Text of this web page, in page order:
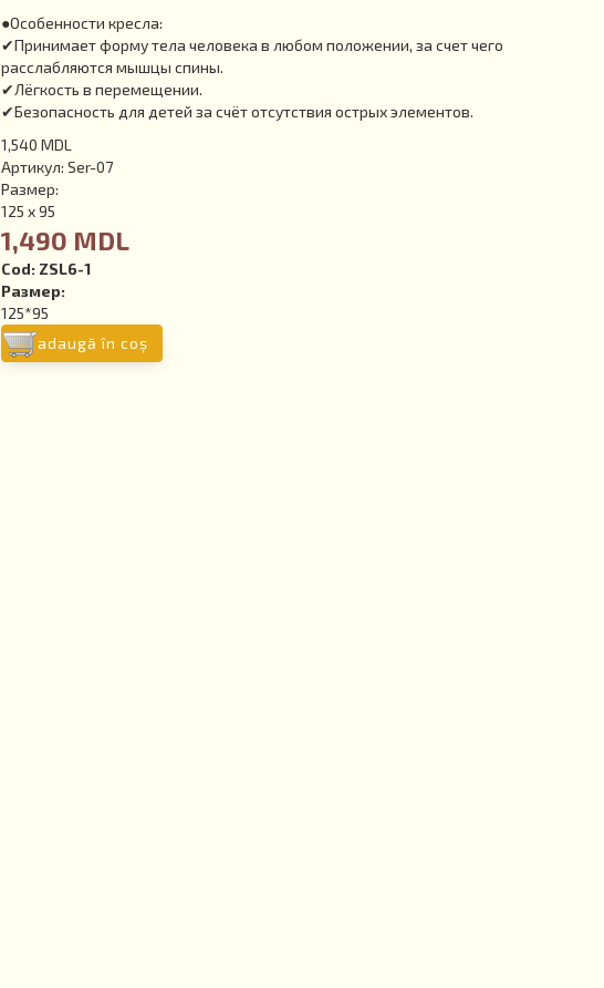
●Особенности кресла:
✔Принимает форму тела человека в любом положении, за счет чего
расслабляются мышцы спины.
✔Лёгкость в перемещении.
✔Безопасность для детей за счёт отсутствия острых элементов.
1,540 MDL
Артикул: Ser-07
Размер:
125 x 95
1,490 MDL
Cod: ZSL6-1
Размер:
125*95
adaugă în coş